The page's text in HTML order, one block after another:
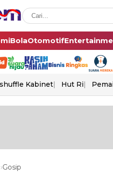
BolaOtomotif
Kabinet Hut Ri
Gosip